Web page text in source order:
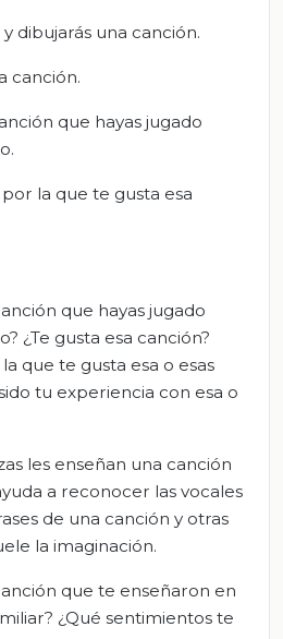
y dibujarás una canción.
canción.
que hayas jugado
la que te gusta esa
que hayas jugado
¿Te gusta esa canción?
que te gusta esa o esas
tu experiencia con esa o
les enseñan una canción
a reconocer las vocales
de una canción y otras
la imaginación.
que te enseñaron en
¿Qué sentimientos te